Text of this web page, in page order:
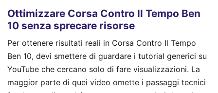
Ottimizzare Corsa Contro Il Tempo Ben
10 senza sprecare risorse
Per ottenere risultati reali in Corsa Contro Il Tempo
Ben 10, devi smettere di guardare i tutorial generici su
YouTube che cercano solo di fare visualizzazioni. La
maggior parte di quei video omette i passaggi tecnici